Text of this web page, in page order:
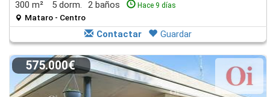
300 m²
5 dorm. 2 baños Hace 9 días
Mataro - Centro
Contactar Guardar
575.000€